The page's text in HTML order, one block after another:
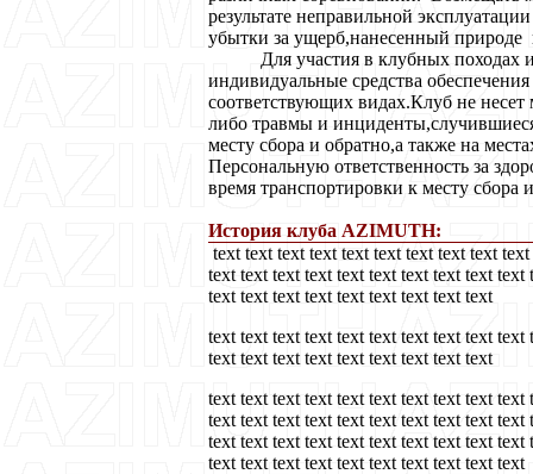
результате неправильной
убытки за ущерб,нанесенный природе
Для участия в клубных походах и
индивидуальные средства
соответствующих видах.Клуб не несет
либо травмы и
месту сбора и обратно,а также на
Персональную ответственность за
время транспортировки к месту сбора
История клуба AZIMUTH:
text text text text text text text text text
text text text text text text text text text
text text text text text text text text text
text text text text text text text text text
text text text text text text text text text
text text text text text text text text text
text text text text text text text text text
text text text text text text text text text
text text text text text text text text text text